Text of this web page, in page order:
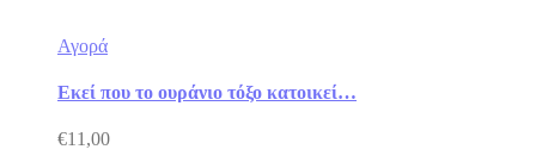
Αγορά
Εκεί που το ουράνιο τόξο κατοικεί…
€11,00